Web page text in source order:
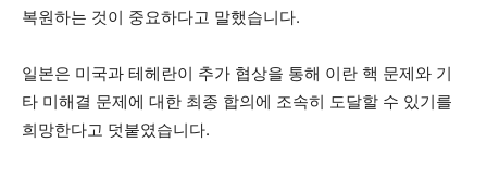
복원하는 것이 중요하다고 말했습니다.
일본은 미국과 테헤란이 추가 협상을 통해 이란 핵 문제와 기
타 미해결 문제에 대한 최종 합의에 조속히 도달할 수 있기를
희망한다고 덧붙였습니다.